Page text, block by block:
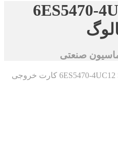
6ES5470-
صنعتی
6ES5470-4UC12 SIEMENS کارت خروجی